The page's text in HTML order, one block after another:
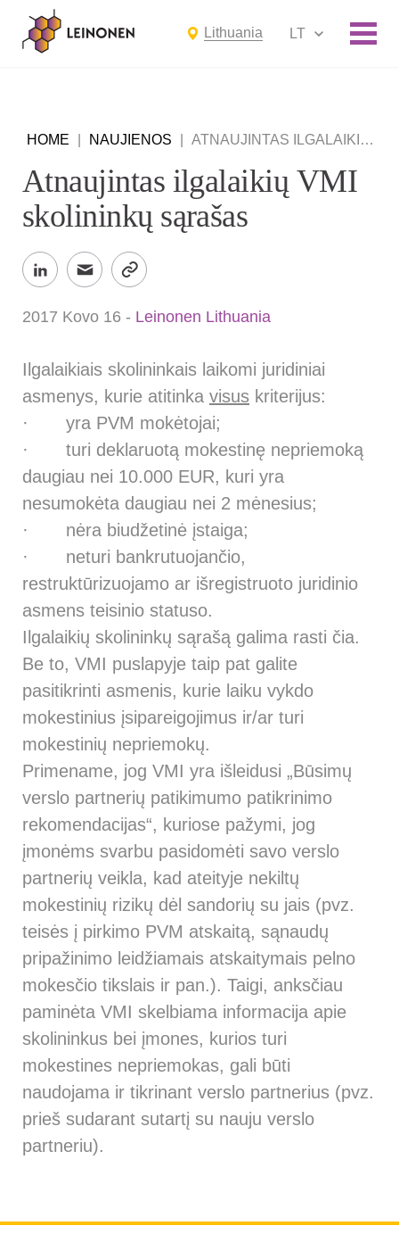
Lithuania LT
HOME NAUJIENOS ATNAUJINTAS ILGALAIKIŲ VMI SKOLININKŲ SĄRAŠAS
Atnaujintas ilgalaikių VMI
skolininkų sąrašas
2017 Kovo 16 - Leinonen Lithuania
Ilgalaikiais skolininkais laikomi juridiniai
asmenys, kurie atitinka visus kriterijus:
· yra PVM mokėtojai;
· turi deklaruotą mokestinę nepriemoką
daugiau nei 10.000 EUR, kuri yra
nesumokėta daugiau nei 2 mėnesius;
· nėra biudžetinė įstaiga;
· neturi bankrutuojančio,
restruktūrizuojamo ar išregistruoto juridinio
asmens teisinio statuso.
Ilgalaikių skolininkų sąrašą galima rasti čia.
Be to, VMI puslapyje taip pat galite
pasitikrinti asmenis, kurie laiku vykdo
mokestinius įsipareigojimus ir/ar turi
mokestinių nepriemokų.
Primename, jog VMI yra išleidusi „Būsimų
verslo partnerių patikimumo patikrinimo
rekomendacijas“, kuriose pažymi, jog
įmonėms svarbu pasidomėti savo verslo
partnerių veikla, kad ateityje nekiltų
mokestinių rizikų dėl sandorių su jais (pvz.
teisės į pirkimo PVM atskaitą, sąnaudų
pripažinimo leidžiamais atskaitymais pelno
mokesčio tikslais ir pan.). Taigi, anksčiau
paminėta VMI skelbiama informacija apie
skolininkus bei įmones, kurios turi
mokestines nepriemokas, gali būti
naudojama ir tikrinant verslo partnerius (pvz.
prieš sudarant sutartį su nauju verslo
partneriu).